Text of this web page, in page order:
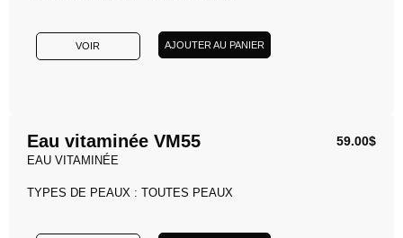
VOIR AJOUTER AU PANIER
Eau vitaminée VM55 59.00$
EAU VITAMINÉE
TYPES DE PEAUX : TOUTES PEAUX